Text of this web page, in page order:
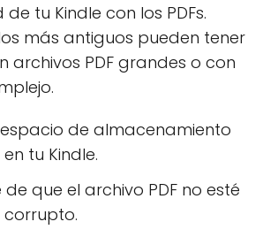
tu Kindle con los PDFs.
más antiguos pueden tener
archivos PDF grandes o con
de almacenamiento
tu Kindle.
que el archivo PDF no esté